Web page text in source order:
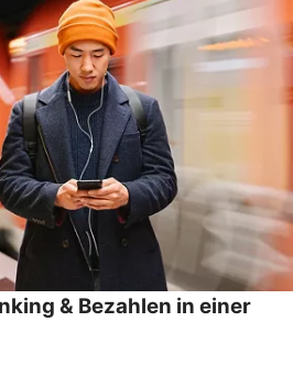
& Bezahlen in einer